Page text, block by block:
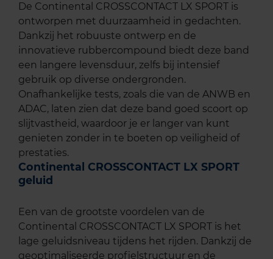
De Continental CROSSCONTACT LX SPORT is
ontworpen met duurzaamheid in gedachten.
Dankzij het robuuste ontwerp en de
innovatieve rubbercompound biedt deze band
een langere levensduur, zelfs bij intensief
gebruik op diverse ondergronden.
Onafhankelijke tests, zoals die van de ANWB en
ADAC, laten zien dat deze band goed scoort op
slijtvastheid, waardoor je er langer van kunt
genieten zonder in te boeten op veiligheid of
prestaties.
Continental CROSSCONTACT LX SPORT
geluid
Een van de grootste voordelen van de
Continental CROSSCONTACT LX SPORT is het
lage geluidsniveau tijdens het rijden. Dankzij de
geoptimaliseerde profielstructuur en de